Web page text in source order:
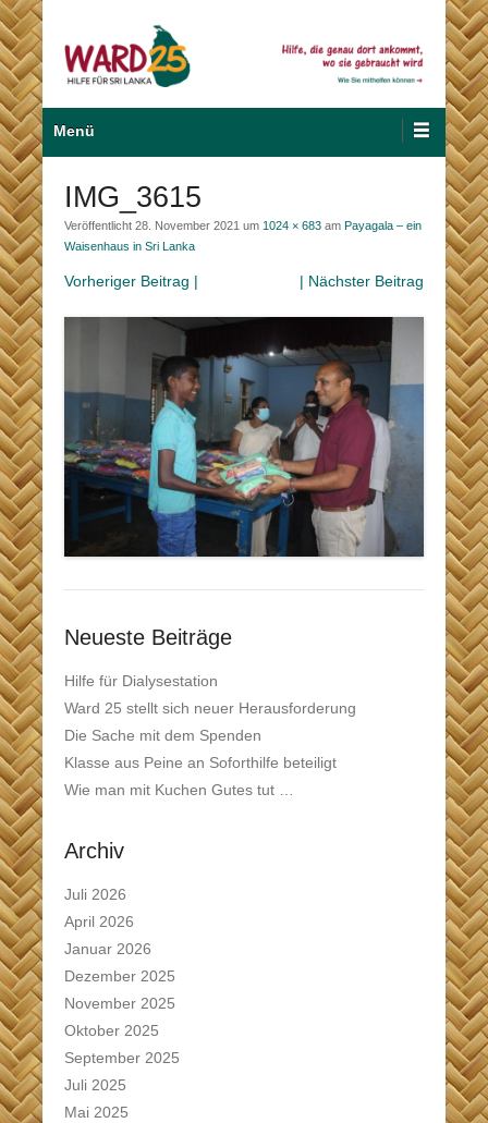
Zum
Inhalt
wechseln
Ward 25
Primäres
Menü
Menü
IMG_3615
Veröffentlicht 28. November 2021 um 1024 × 683 am Payagala – ein
Waisenhaus in Sri Lanka
Vorheriger Beitrag | | Nächster Beitrag
Neueste Beiträge
Hilfe für Dialysestation
Ward 25 stellt sich neuer Herausforderung
Die Sache mit dem Spenden
Klasse aus Peine an Soforthilfe beteiligt
Wie man mit Kuchen Gutes tut …
Archiv
Juli 2026
April 2026
Januar 2026
Dezember 2025
November 2025
Oktober 2025
September 2025
Juli 2025
Mai 2025